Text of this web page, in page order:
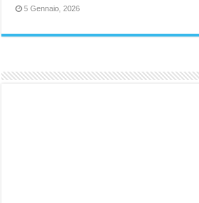
5 Gennaio, 2026